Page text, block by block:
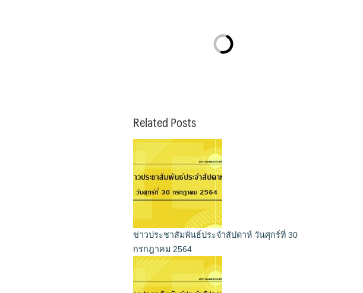
Related Posts
ข่าวประชาสัมพันธ์ประจำสัปดาห์ วันศุกร์ที่ 30
กรกฎาคม 2564